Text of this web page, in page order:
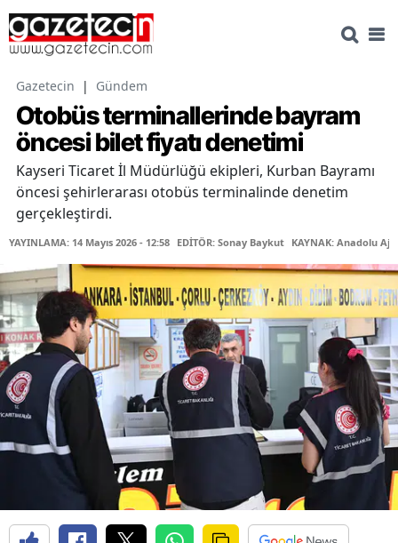
Gazetecin | Gündem
Otobüs terminallerinde bayram
öncesi bilet fiyatı denetimi
Kayseri Ticaret İl Müdürlüğü ekipleri, Kurban Bayramı
öncesi şehirlerarası otobüs terminalinde denetim
gerçekleştirdi.
YAYINLAMA: 14 Mayıs 2026 - 12:58 EDİTÖR: Sonay Baykut KAYNAK: Anadolu